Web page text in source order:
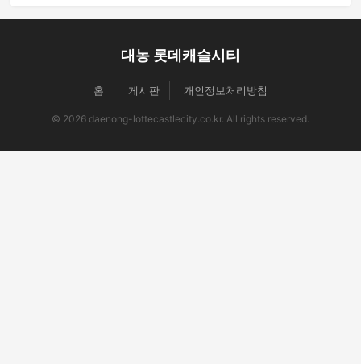
대농 롯데캐슬시티
홈 게시판 개인정보처리방침
© 2026 daenong-lottecastlecity.co.kr. All rights reserved.